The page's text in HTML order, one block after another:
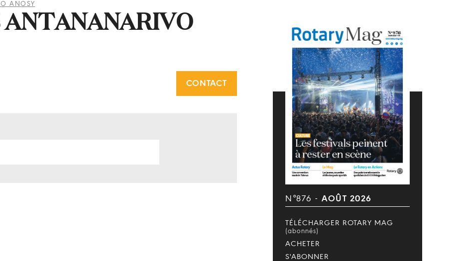
ANOSY
CONTACT
N°876 - AOÛT 2026
TÉLÉCHARGER ROTARY MAG
(abonnés)
ACHETER
S'ABONNER